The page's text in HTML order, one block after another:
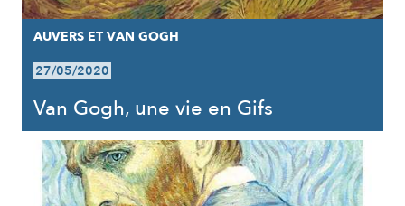
AUVERS ET VAN GOGH
27/05/2020
Van Gogh, une vie en Gifs